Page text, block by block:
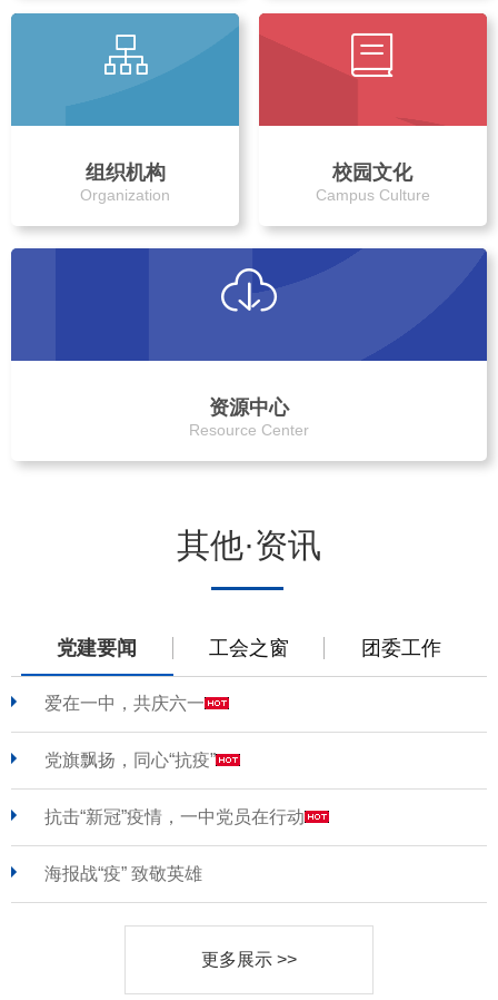
组织机构
Organization
校园文化
Campus Culture
资源中心
Resource Center
其他·资讯
党建要闻 工会之窗 团委工作
爱在一中，共庆六一
党旗飘扬，同心“抗疫”
抗击“新冠”疫情，一中党员在行动
海报战“疫” 致敬英雄
更多展示 >>